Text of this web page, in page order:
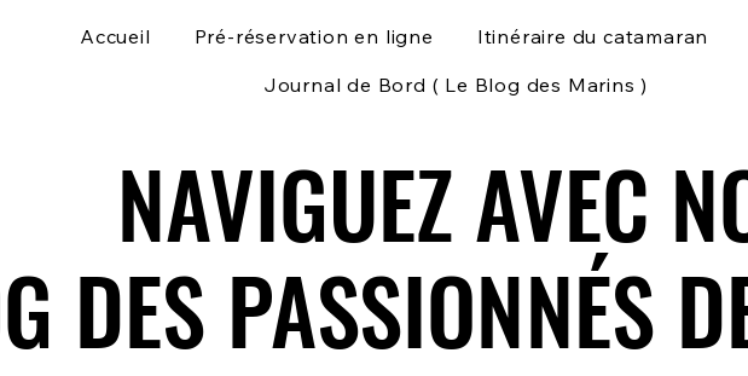
Accueil Pré-réservation en ligne Itinéraire du catamaran
Journal de Bord ( Le Blog des Marins )
NAVIGUEZ AVEC
DES PASSIONNÉS
NAVIGUEZ AVEC
DES PASSIONNÉS